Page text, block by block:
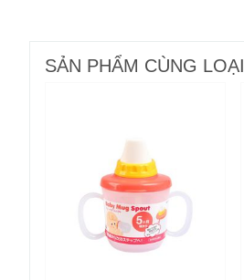
SẢN PHẨM CÙNG LOẠI